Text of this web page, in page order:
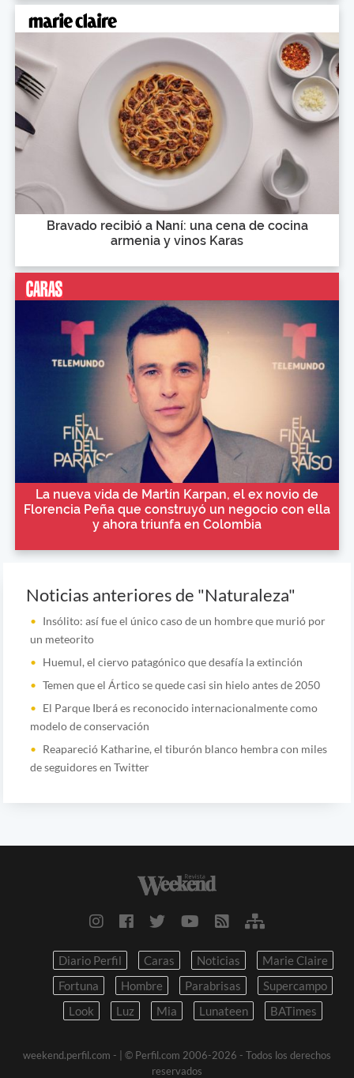
Bravado recibió a Naní: una cena de cocina
armenia y vinos Karas
La nueva vida de Martín Karpan, el ex novio de
Florencia Peña que construyó un negocio con ella
y ahora triunfa en Colombia
Noticias anteriores de "Naturaleza"
Insólito: así fue el único caso de un hombre que murió por
un meteorito
Huemul, el ciervo patagónico que desafía la extinción
Temen que el Ártico se quede casi sin hielo antes de 2050
El Parque Iberá es reconocido internacionalmente como
modelo de conservación
Reapareció Katharine, el tiburón blanco hembra con miles
de seguidores en Twitter
Diario Perfil Caras Noticias
Marie Claire
Fortuna
Hombre Parabrisas
Supercampo
Look
Luz Mia Lunateen BATimes
weekend.perfil.com -
| © Perfil.com 2006-2026 - Todos los derechos
reservados